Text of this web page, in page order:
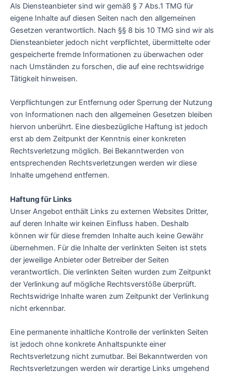
Als Diensteanbieter sind wir gemäß § 7 Abs.1 TMG für
eigene Inhalte auf diesen Seiten nach den allgemeinen
Gesetzen verantwortlich. Nach §§ 8 bis 10 TMG sind wir als
Diensteanbieter jedoch nicht verpflichtet, übermittelte oder
gespeicherte fremde Informationen zu überwachen oder
nach Umständen zu forschen, die auf eine rechtswidrige
Tätigkeit hinweisen.
Verpflichtungen zur Entfernung oder Sperrung der Nutzung
von Informationen nach den allgemeinen Gesetzen bleiben
hiervon unberührt. Eine diesbezügliche Haftung ist jedoch
erst ab dem Zeitpunkt der Kenntnis einer konkreten
Rechtsverletzung möglich. Bei Bekanntwerden von
entsprechenden Rechtsverletzungen werden wir diese
Inhalte umgehend entfernen.
Haftung für Links
Unser Angebot enthält Links zu externen Websites Dritter,
auf deren Inhalte wir keinen Einfluss haben. Deshalb
können wir für diese fremden Inhalte auch keine Gewähr
übernehmen. Für die Inhalte der verlinkten Seiten ist stets
der jeweilige Anbieter oder Betreiber der Seiten
verantwortlich. Die verlinkten Seiten wurden zum Zeitpunkt
der Verlinkung auf mögliche Rechtsverstöße überprüft.
Rechtswidrige Inhalte waren zum Zeitpunkt der Verlinkung
nicht erkennbar.
Eine permanente inhaltliche Kontrolle der verlinkten Seiten
ist jedoch ohne konkrete Anhaltspunkte einer
Rechtsverletzung nicht zumutbar. Bei Bekanntwerden von
Rechtsverletzungen werden wir derartige Links umgehend